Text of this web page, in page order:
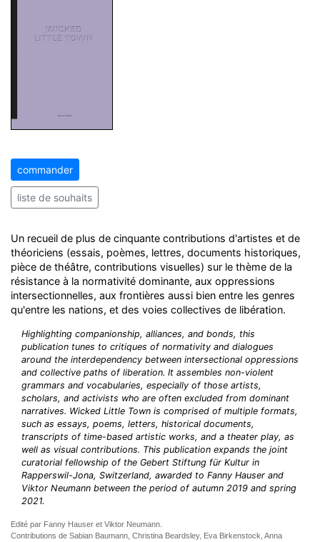
commander
liste de souhaits
Un recueil de plus de cinquante contributions d'artistes et de
théoriciens (essais, poèmes, lettres, documents historiques,
pièce de théâtre, contributions visuelles) sur le thème de la
résistance à la normativité dominante, aux oppressions
intersectionnelles, aux frontières aussi bien entre les genres
qu'entre les nations, et des voies collectives de libération.
Highlighting companionship, alliances, and bonds, this
publication tunes to critiques of normativity and dialogues
around the interdependency between intersectional oppressions
and collective paths of liberation. It assembles non-violent
grammars and vocabularies, especially of those artists,
scholars, and activists who are often excluded from dominant
narratives. Wicked Little Town is comprised of multiple formats,
such as essays, poems, letters, historical documents,
transcripts of time-based artistic works, and a theater play, as
well as visual contributions. This publication expands the joint
curatorial fellowship of the Gebert Stiftung für Kultur in
Rapperswil-Jona, Switzerland, awarded to Fanny Hauser and
Viktor Neumann between the period of autumn 2019 and spring
2021.
Edité par Fanny Hauser et Viktor Neumann.
Contributions de Sabian Baumann, Christina Beardsley, Eva Birkenstock, Anna